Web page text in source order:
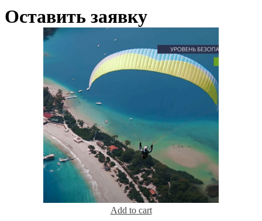
Оставить заявку
Add to cart